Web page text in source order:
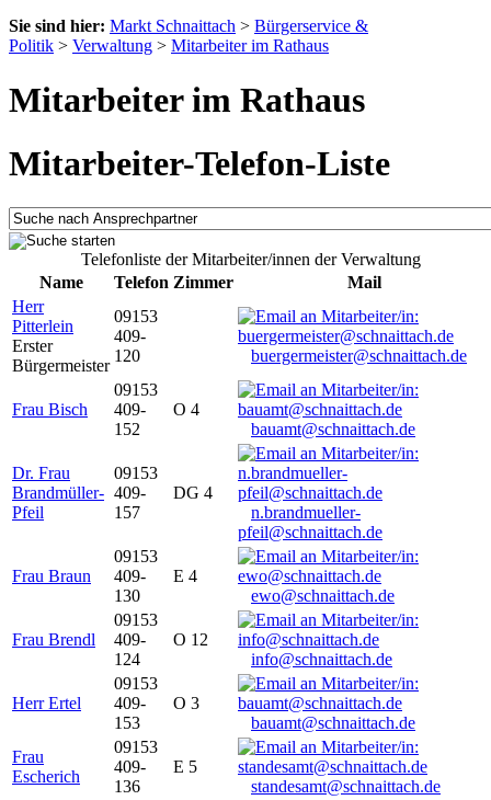
Sie sind hier: Markt Schnaittach > Bürgerservice &
Politik > Verwaltung > Mitarbeiter im Rathaus
Mitarbeiter im Rathaus
Mitarbeiter-Telefon-Liste
Telefonliste der Mitarbeiter/innen der Verwaltung
Name
Telefon Zimmer
Mail
Herr
Pitterlein
Erster
Bürgermeister
09153
409-
120
buergermeister@schnaittach.de
Frau Bisch
09153
409-
152
O 4
bauamt@schnaittach.de
Dr. Frau
Brandmüller-
Pfeil
09153
409-
157
DG 4
n.brandmueller-
pfeil@schnaittach.de
Frau Braun
09153
409-
130
E 4
ewo@schnaittach.de
Frau Brendl
09153
409-
124
O 12
info@schnaittach.de
Herr Ertel
09153
409-
153
O 3
bauamt@schnaittach.de
Frau
Escherich
09153
409-
136
E 5
standesamt@schnaittach.de